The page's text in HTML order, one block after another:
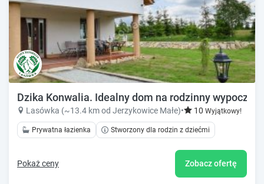
Dzika Konwalia. Idealny dom na rodzinny
Lasówka (~13.4 km od Jerzykowice Małe)• 10 Wyjątkowy!
Prywatna łazienka Stworzony dla rodzin z dziećmi
Pokaż ceny Zobacz ofertę